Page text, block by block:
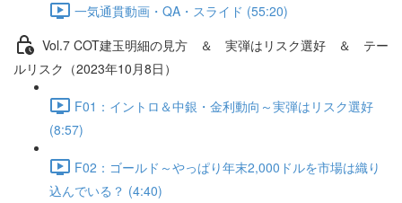
一気通貫動画・QA・スライド (55:20)
Vol.7 COT建⽟明細の⾒⽅ ＆ 実弾はリスク選好 ＆ テー
ルリスク（2023年10月8日）
F01：イントロ＆中銀・金利動向～実弾はリスク選好
(8:57)
F02：ゴールド～やっぱり年末2,000ドルを市場は織り
込んでいる？ (4:40)